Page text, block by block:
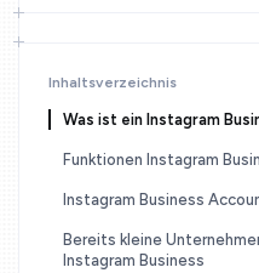
Inhaltsverzeichnis
Was ist ein Instagram
Funktionen Instagram
Instagram Business
Bereits kleine
Instagram Business